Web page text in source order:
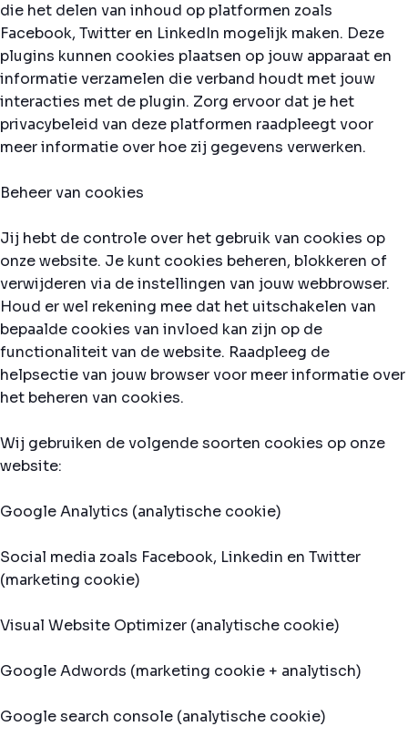
die het delen van inhoud op platformen zoals
Facebook, Twitter en LinkedIn mogelijk maken. Deze
plugins kunnen cookies plaatsen op jouw apparaat en
informatie verzamelen die verband houdt met jouw
interacties met de plugin. Zorg ervoor dat je het
privacybeleid van deze platformen raadpleegt voor
meer informatie over hoe zij gegevens verwerken.
Beheer van cookies
Jij hebt de controle over het gebruik van cookies op
onze website. Je kunt cookies beheren, blokkeren of
verwijderen via de instellingen van jouw webbrowser.
Houd er wel rekening mee dat het uitschakelen van
bepaalde cookies van invloed kan zijn op de
functionaliteit van de website. Raadpleeg de
helpsectie van jouw browser voor meer informatie over
het beheren van cookies.
Wij gebruiken de volgende soorten cookies op onze
website:
Google Analytics (analytische cookie)
Social media zoals Facebook, Linkedin en Twitter
(marketing cookie)
Visual Website Optimizer (analytische cookie)
Google Adwords (marketing cookie + analytisch)
Google search console (analytische cookie)